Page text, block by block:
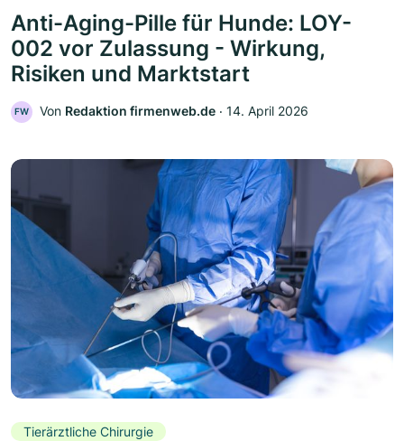
Anti-Aging-Pille für Hunde: LOY-
002 vor Zulassung - Wirkung,
Risiken und Marktstart
FW Von Redaktion firmenweb.de ‧ 14. April 2026
Tierärztliche Chirurgie